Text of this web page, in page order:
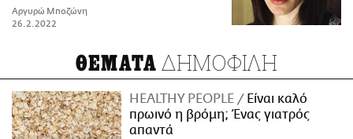
Αργυρώ Μποζώνη
26.2.2022
ΘΕΜΑΤΑ ΔΗΜΟΦΙΛΗ
HEALTHY PEOPLE
Είναι καλό
πρωινό η βρόμη; Ένας γιατρός
απαντά